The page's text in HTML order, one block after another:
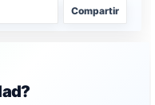
Compartir